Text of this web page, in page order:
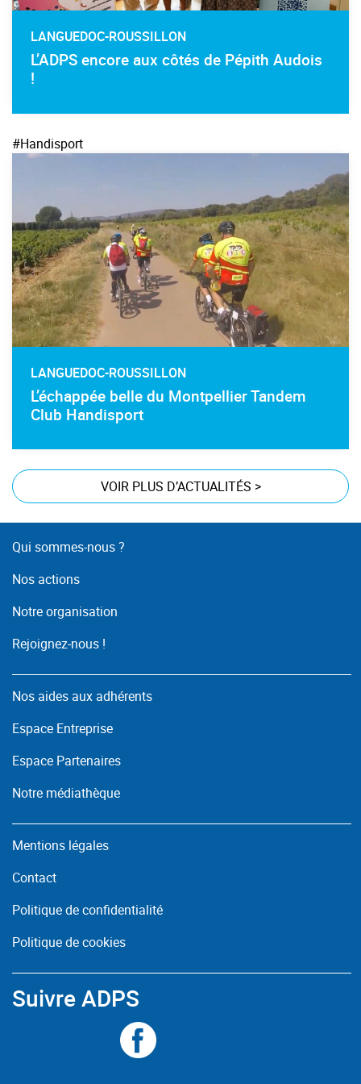
LANGUEDOC-ROUSSILLON
L’ADPS encore aux côtés de Pépith Audois
!
#Handisport
LANGUEDOC-ROUSSILLON
L’échappée belle du Montpellier Tandem
Club Handisport
VOIR PLUS D’ACTUALITÉS >
Qui sommes-nous ?
Nos actions
Notre organisation
Rejoignez-nous !
Nos aides aux adhérents
Espace Entreprise
Espace Partenaires
Notre médiathèque
Mentions légales
Contact
Politique de confidentialité
Politique de cookies
Suivre ADPS